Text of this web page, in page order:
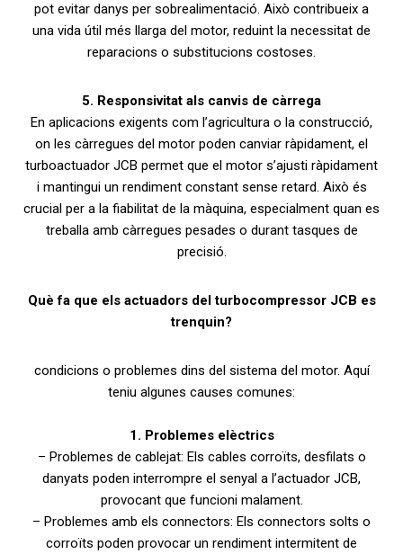
pot evitar danys per sobrealimentació. Això contribueix a
una vida útil més llarga del motor, reduint la necessitat de
reparacions o substitucions costoses.
5. Responsivitat als canvis de càrrega
En aplicacions exigents com l’agricultura o la construcció,
on les càrregues del motor poden canviar ràpidament, el
turboactuador JCB permet que el motor s’ajusti ràpidament
i mantingui un rendiment constant sense retard. Això és
crucial per a la fiabilitat de la màquina, especialment quan es
treballa amb càrregues pesades o durant tasques de
precisió.
Què fa que els actuadors del turbocompressor JCB es
trenquin?
condicions o problemes dins del sistema del motor. Aquí
teniu algunes causes comunes:
1. Problemes elèctrics
– Problemes de cablejat: Els cables corroïts, desfilats o
danyats poden interrompre el senyal a l’actuador JCB,
provocant que funcioni malament.
– Problemes amb els connectors: Els connectors solts o
corroïts poden provocar un rendiment intermitent de